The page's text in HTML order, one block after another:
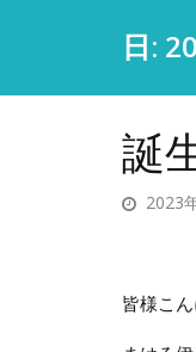
日:
誕
2023
皆様こ